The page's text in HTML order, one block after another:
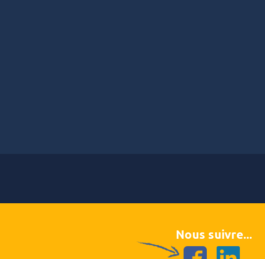
Nous suivre...